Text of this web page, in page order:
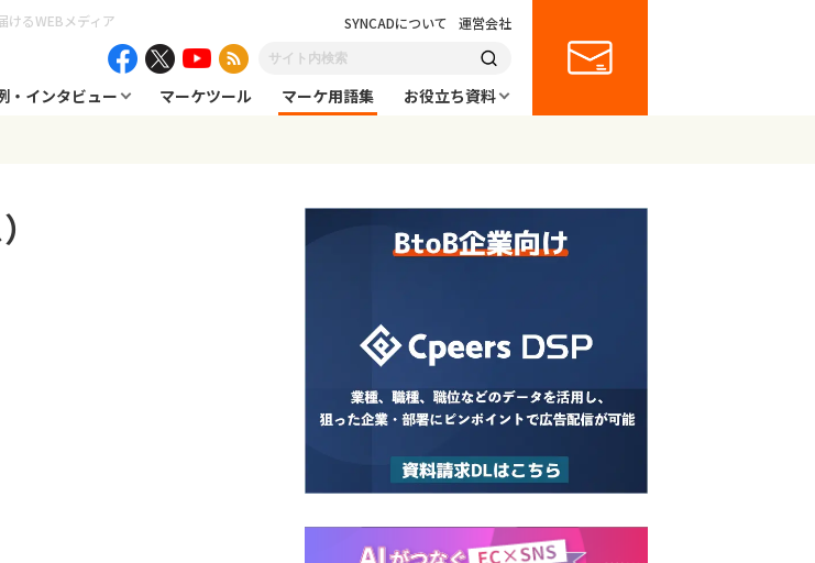
けるWEBメディア SYNCADについて 運営会社
・インタビュー マーケツール マーケ用語集
お役立ち資料